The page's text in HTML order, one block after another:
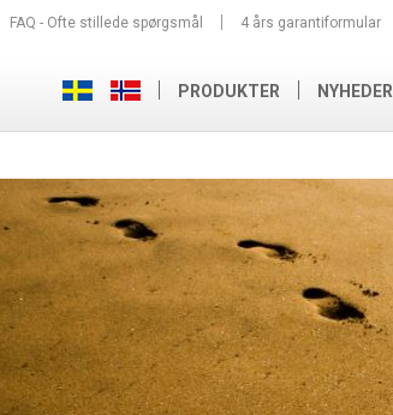
4 års garantiformular
FAQ - Ofte stillede spørgsmål
NYHEDER
PRODUKTER